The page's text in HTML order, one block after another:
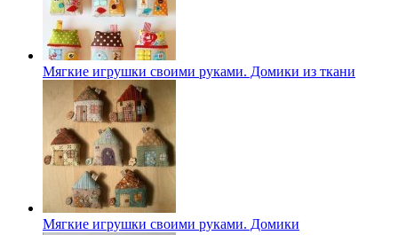
Мягкие игрушки своими руками. Домики из ткани
Мягкие игрушки своими руками. Домики